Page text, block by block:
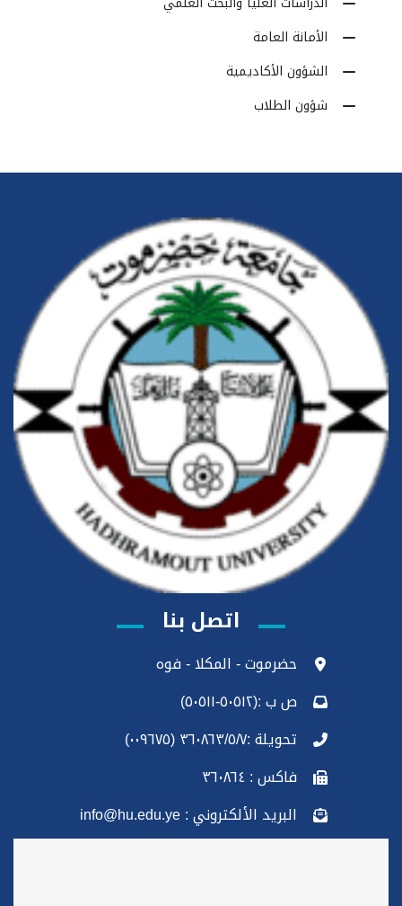
الأمانة العامة
الشؤون الأكاديمية
شؤون الطلاب
اتصل بنا
حضرموت - المكلا - فوه
ص ب :(٥٠٥١٢-٥٠٥١١)
تحويلة :٣٦٠٨٦٣/٥/٧ (٠٠٩٦٧٥)
فاكس : ٣٦٠٨٦٤
البريد الألكتروني : info@hu.edu.ye